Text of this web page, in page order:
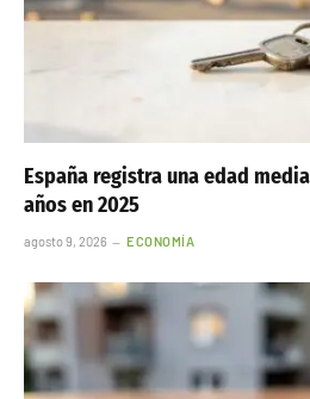
España registra una edad
años en 2025
agosto 9, 2026 ECONOMÍA